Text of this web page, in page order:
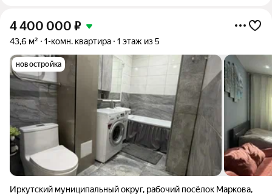
4 400 000 ₽
43,6 м² 1-комн. квартира 1 этаж из 5
новостройка
Иркутский муниципальный округ, рабочий посёлок Маркова,